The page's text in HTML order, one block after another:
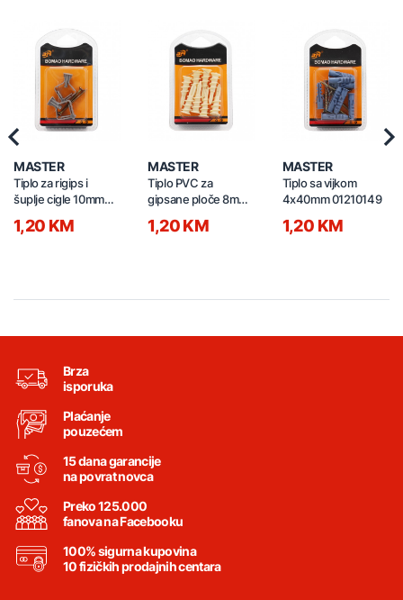
MASTER
Tiplo za rigips i
šuplje cigle 10mm
1,20 KM
MASTER
Tiplo PVC za
gipsane ploče 8mm
1,20 KM
MASTER
Tiplo sa vijkom
4x40mm 01210149
1,20 KM
Brza
isporuka
Plaćanje
pouzećem
15 dana garancije
na povrat novca
Preko 125.000
fanova na Facebooku
100% sigurna kupovina
10 fizičkih prodajnih centara